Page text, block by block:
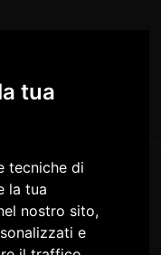
tua
tecniche di
la tua
nostro sito,
e